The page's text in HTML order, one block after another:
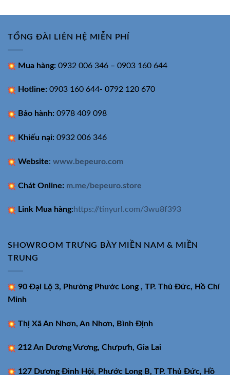
TỔNG ĐÀI LIÊN HỆ MIỄN PHÍ
Mua hàng: 0932 006 346 – 0903 160 644
Hotline: 0903 160 644- 0792 120 670
Bảo hành: 0978 409 098
Khiếu nại: 0932 006 346
Website: www.bepeuro.com
Chát Online: m.me/bepeuro.store
Link Mua hàng:https://tinyurl.com/3wu8f393
SHOWROOM TRƯNG BÀY MIỀN NAM & MIỀN
TRUNG
90 Đại Lộ 3, Phường Phước Long , TP. Thủ Đức, Hồ Chí
Minh
Thị Xã An Nhơn, An Nhơn, Bình Định
212 An Dương Vương, Chưpưh, Gia Lai
127 Dương Đình Hội, Phước Long B, TP. Thủ Đức, Hồ